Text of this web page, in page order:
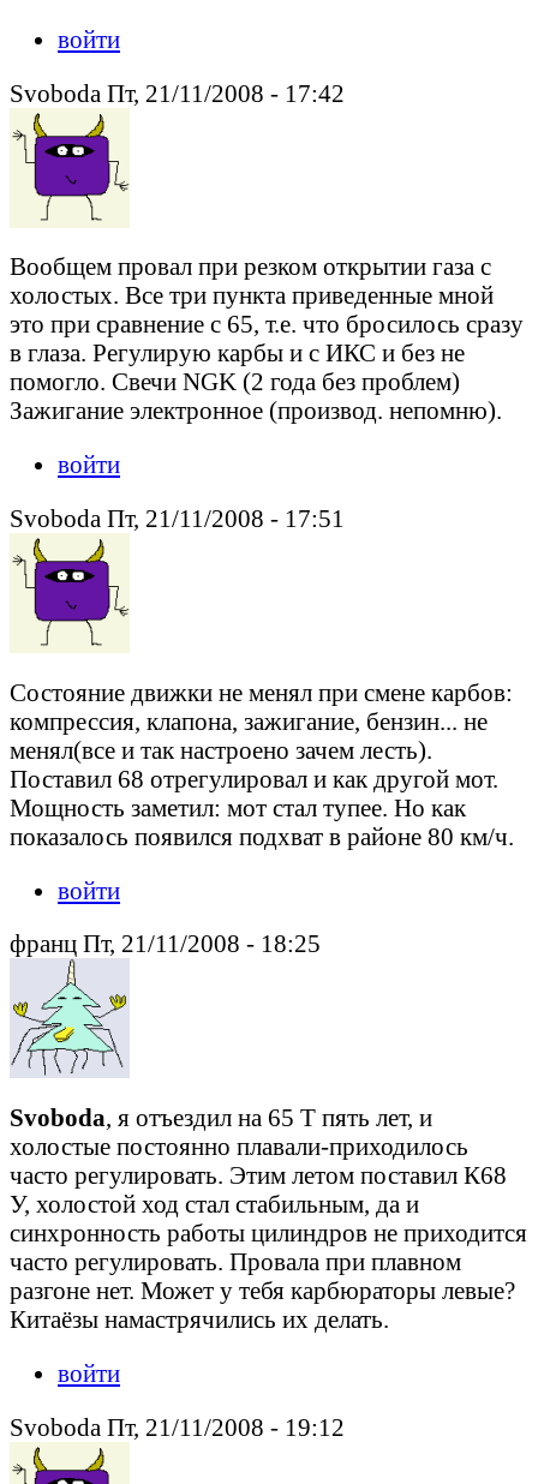
войти
Svoboda Пт, 21/11/2008 - 17:42
Вообщем провал при резком открытии газа с
холостых. Все три пункта приведенные мной
это при сравнение с 65, т.е. что бросилось сразу
в глаза. Регулирую карбы и с ИКС и без не
помогло. Свечи NGK (2 года без проблем)
Зажигание электронное (производ. непомню).
войти
Svoboda Пт, 21/11/2008 - 17:51
Состояние движки не менял при смене карбов:
компрессия, клапона, зажигание, бензин... не
менял(все и так настроено зачем лесть).
Поставил 68 отрегулировал и как другой мот.
Мощность заметил: мот стал тупее. Но как
показалось появился подхват в районе 80 км/ч.
войти
франц Пт, 21/11/2008 - 18:25
Svoboda, я отъездил на 65 Т пять лет, и
холостые постоянно плавали-приходилось
часто регулировать. Этим летом поставил К68
У, холостой ход стал стабильным, да и
синхронность работы цилиндров не приходится
часто регулировать. Провала при плавном
разгоне нет. Может у тебя карбюраторы левые?
Китаёзы намастрячились их делать.
войти
Svoboda Пт, 21/11/2008 - 19:12